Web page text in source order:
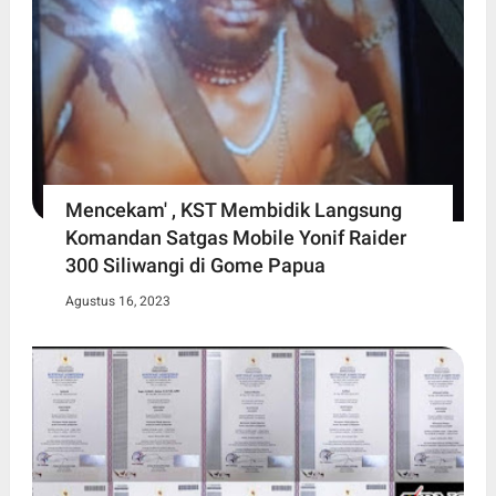
Mencekam' , KST Membidik Langsung
Komandan Satgas Mobile Yonif Raider
300 Siliwangi di Gome Papua
Agustus 16, 2023